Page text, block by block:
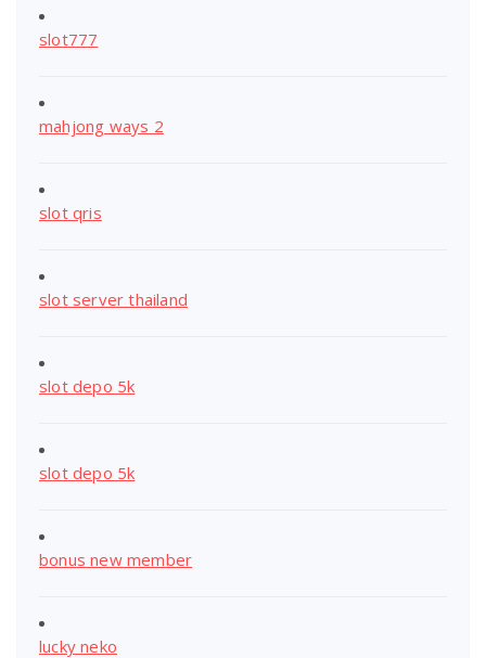
slot777
mahjong ways 2
slot qris
slot server thailand
slot depo 5k
slot depo 5k
bonus new member
lucky neko